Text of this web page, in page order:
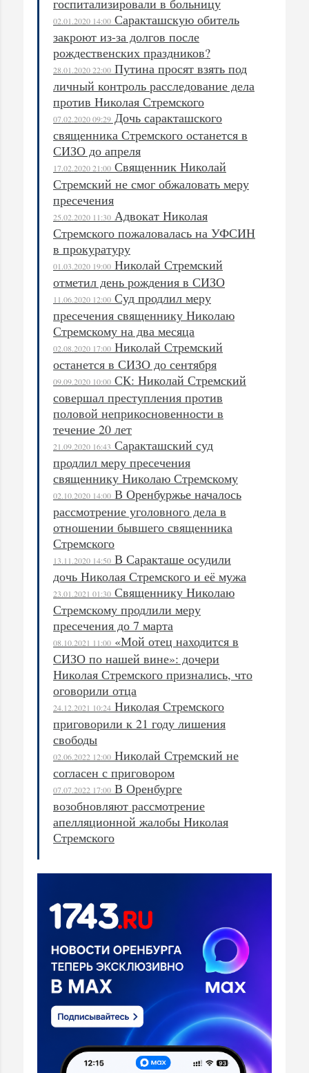
02.01.2020 14:00 Саракташскую обитель
закроют из-за долгов после
рождественских праздников?
28.01.2020 22:00 Путина просят взять под
личный контроль расследование дела
против Николая Стремского
07.02.2020 09:29 Дочь саракташского
священника Стремского останется в
СИЗО до апреля
17.02.2020 21:00 Священник Николай
Стремский не смог обжаловать меру
пресечения
25.02.2020 11:30 Адвокат Николая
Стремского пожаловалась на УФСИН
в прокуратуру
01.03.2020 19:00 Николай Стремский
отметил день рождения в СИЗО
11.06.2020 12:00 Суд продлил меру
пресечения священнику Николаю
Стремскому на два месяца
02.08.2020 17:00 Николай Стремский
останется в СИЗО до сентября
09.09.2020 10:00 СК: Николай Стремский
совершал преступления против
половой неприкосновенности в
течение 20 лет
21.09.2020 16:43 Саракташский суд
продлил меру пресечения
священнику Николаю Стремскому
02.10.2020 14:00 В Оренбуржье началось
рассмотрение уголовного дела в
отношении бывшего священника
Стремского
13.11.2020 14:50 В Саракташе осудили
дочь Николая Стремского и её мужа
23.01.2021 01:30 Священнику Николаю
Стремскому продлили меру
пресечения до 7 марта
08.10.2021 11:00 «Мой отец находится в
СИЗО по нашей вине»: дочери
Николая Стремского признались, что
оговорили отца
24.12.2021 10:24 Николая Стремского
приговорили к 21 году лишения
свободы
02.06.2022 12:00 Николай Стремский не
согласен с приговором
07.07.2022 17:00 В Оренбурге
возобновляют рассмотрение
апелляционной жалобы Николая
Стремского